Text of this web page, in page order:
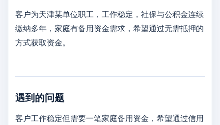
客户为天津某单位职工，工作稳定，社保与公积金连续
缴纳多年，家庭有备用资金需求，希望通过无需抵押的
方式获取资金。
遇到的问题
客户工作稳定但需要一笔家庭备用资金，希望通过信用